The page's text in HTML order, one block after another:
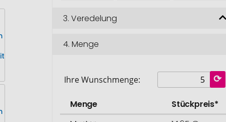
3.Veredelung
4.Menge
Ihre Wunschmenge:
Menge
Stückpreis*